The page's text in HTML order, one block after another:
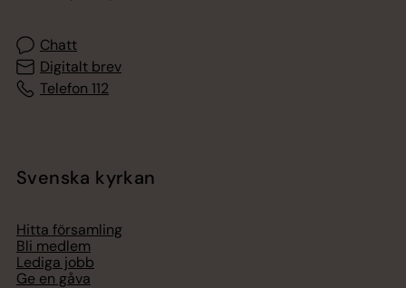
Chatt
Digitalt brev
Telefon 112
Svenska kyrkan
Hitta församling
Bli medlem
Lediga jobb
Ge en gåva